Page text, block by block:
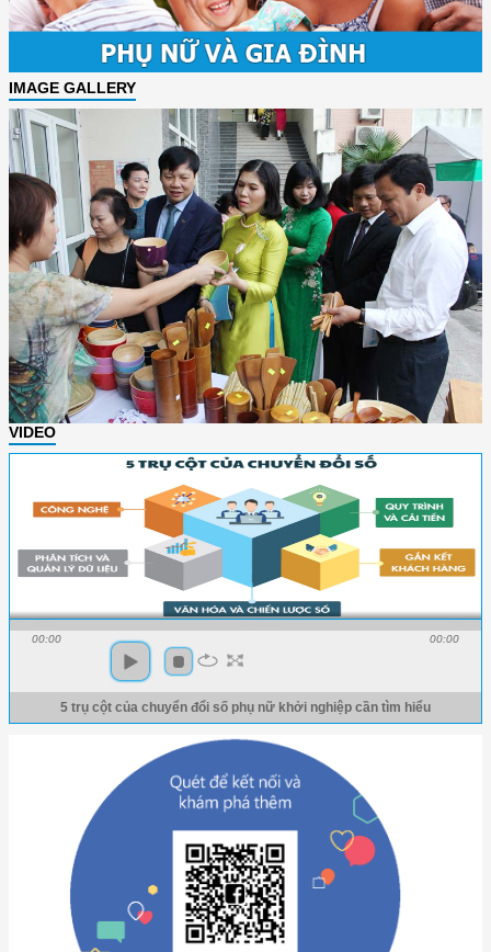
IMAGE GALLERY
VIDEO
00:00 00:00
5 trụ cột của chuyển đổi số phụ nữ khởi nghiệp cần tìm hiểu